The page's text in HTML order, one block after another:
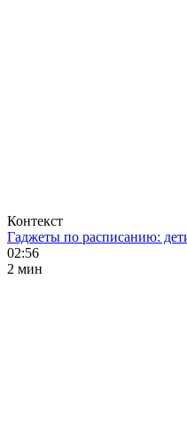
Контекст
Гаджеты по расписанию:
02:56
2 мин